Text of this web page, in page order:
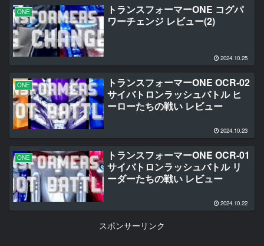
ONE
トランスフォーマーONE コグパ
ワーチェンジ レビュー(2)
2024.10.25
ONE
トランスフォーマーONE OCR-02
サイバトロンラッシュバトル ヒ
ーローたちの戦い レビュー
2024.10.23
ONE
トランスフォーマーONE OCR-01
サイバトロンラッシュバトル リ
ーダーたちの戦い レビュー
2024.10.22
スポンサーリンク